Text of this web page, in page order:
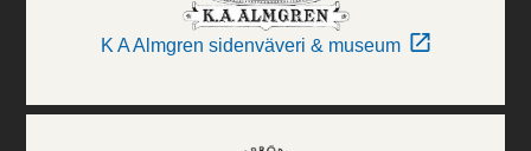
K A Almgren sidenväveri & museum